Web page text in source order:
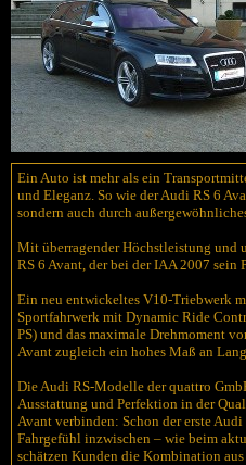
Ein Auto ist mehr als ein
und Eleganz. So wie der Audi RS 6
sondern auch durch
Mit überragender Höchstleistung
RS 6 Avant, der bei der IAA 2007
Ein neu entwickeltes V10-Triebwerk
Sportfahrwerk mit Dynamic Ride
PS) und das maximale Drehmoment
Avant zugleich ein hohes Maß an
Die Audi RS-Modelle der quattro
Ausstattung und Perfektion in der
Avant verbinden: Schon der erste
Fahrgefühl inzwischen – wie beim
schätzen Kunden die Kombination